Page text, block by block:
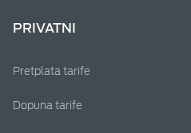
PRIVATNI
Pretplata tarife
Dopuna tarife